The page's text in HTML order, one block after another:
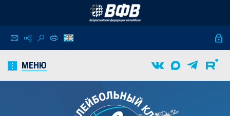
МЕНЮ